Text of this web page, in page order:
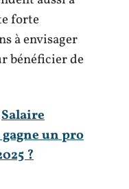
forte
à envisager
bénéficier de
Salaire
un pro
?